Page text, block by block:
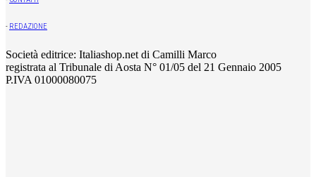
- REDAZIONE
Società editrice: Italiashop.net di Camilli Marco
registrata al Tribunale di Aosta N° 01/05 del 21 Gennaio 2005
P.IVA 01000080075